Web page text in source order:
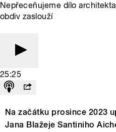
Nepřeceňujeme dílo
obdiv zaslouží
25:25
Na začátku prosince 2023
Jana Blažeje Santiniho